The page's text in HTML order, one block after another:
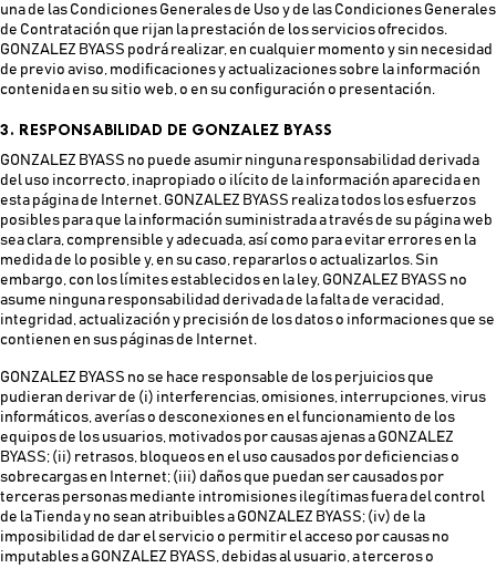
una de las Condiciones Generales de Uso y de las Condiciones Generales
de Contratación que rijan la prestación de los servicios ofrecidos.
GONZALEZ BYASS podrá realizar, en cualquier momento y sin necesidad
de previo aviso, modificaciones y actualizaciones sobre la información
contenida en su sitio web, o en su configuración o presentación.
3. RESPONSABILIDAD DE GONZALEZ BYASS
GONZALEZ BYASS no puede asumir ninguna responsabilidad derivada
del uso incorrecto, inapropiado o ilícito de la información aparecida en
esta página de Internet. GONZALEZ BYASS realiza todos los esfuerzos
posibles para que la información suministrada a través de su página web
sea clara, comprensible y adecuada, así como para evitar errores en la
medida de lo posible y, en su caso, repararlos o actualizarlos. Sin
embargo, con los límites establecidos en la ley, GONZALEZ BYASS no
asume ninguna responsabilidad derivada de la falta de veracidad,
integridad, actualización y precisión de los datos o informaciones que se
contienen en sus páginas de Internet.
GONZALEZ BYASS no se hace responsable de los perjuicios que
pudieran derivar de (i) interferencias, omisiones, interrupciones, virus
informáticos, averías o desconexiones en el funcionamiento de los
equipos de los usuarios, motivados por causas ajenas a GONZALEZ
BYASS; (ii) retrasos, bloqueos en el uso causados por deficiencias o
sobrecargas en Internet; (iii) daños que puedan ser causados por
terceras personas mediante intromisiones ilegítimas fuera del control
de la Tienda y no sean atribuibles a GONZALEZ BYASS; (iv) de la
imposibilidad de dar el servicio o permitir el acceso por causas no
imputables a GONZALEZ BYASS, debidas al usuario, a terceros o